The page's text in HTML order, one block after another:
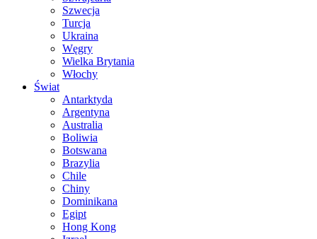
Szwecja
Turcja
Ukraina
Węgry
Wielka Brytania
Włochy
Świat
Antarktyda
Argentyna
Australia
Boliwia
Botswana
Brazylia
Chile
Chiny
Dominikana
Egipt
Hong Kong